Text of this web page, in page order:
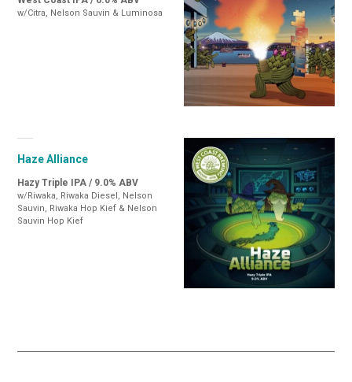
w/Citra, Nelson Sauvin & Luminosa
Haze Alliance
Hazy Triple IPA / 9.0% ABV
w/Riwaka, Riwaka Diesel, Nelson
Sauvin, Riwaka Hop Kief & Nelson
Sauvin Hop Kief